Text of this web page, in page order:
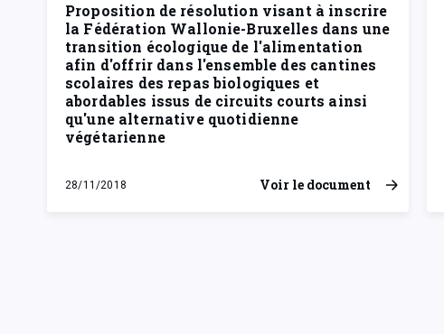
Proposition de résolution visant à inscrire
la Fédération Wallonie-Bruxelles dans une
transition écologique de l'alimentation
afin d'offrir dans l'ensemble des cantines
scolaires des repas biologiques et
abordables issus de circuits courts ainsi
qu'une alternative quotidienne
végétarienne
28/11/2018
mercredi 28 novembre 2018
Voir le document